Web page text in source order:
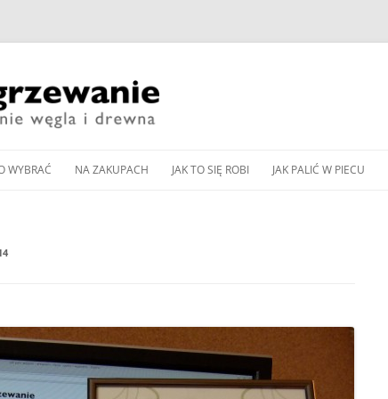
do
WĘGLOWYCH
W PIECU –
WYBRAĆ
PROMIENNIKI PODCZERWIENI
W OGRZEWANIU MIESZKAŃ
POMPA CIEPŁA POWIETRZNA
NA ZAKUPACH
KOTŁÓW ZASYPOWYCH
NA WĘGIEL I DREWNO
JAK TO SIĘ ROBI
CZYSZCZENIE KOMINA
JAK PALIĆ W PIECU
JAK PALIĆ W KOMINKU